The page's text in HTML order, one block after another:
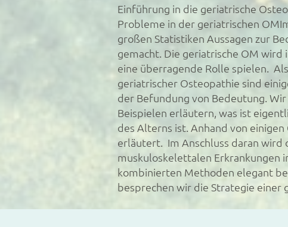
Einführung in die geriatrische
Probleme in der geriatrischen
großen Statistiken Aussagen zur
gemacht. Die geriatrische OM
eine überragende Rolle spielen.
geriatrischer Osteopathie sind
der Befundung von Bedeutung.
Beispielen erläutern, was ist
des Alterns ist. Anhand von
erläutert. Im Anschluss daran wird
muskuloskelettalen Erkrankungen
kombinierten Methoden elegant
besprechen wir die Strategie einer